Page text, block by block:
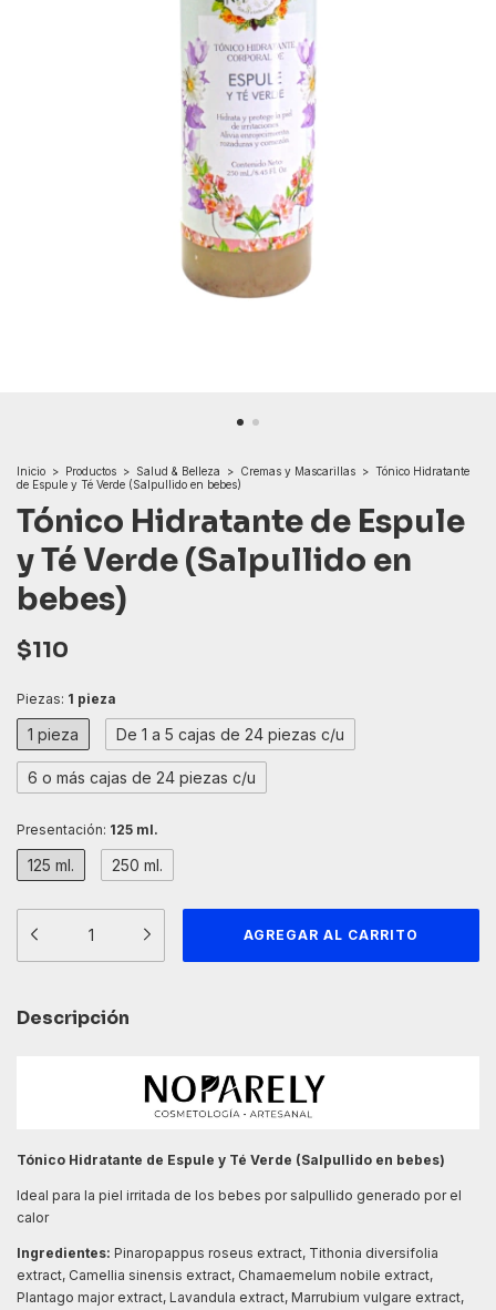
Inicio > Productos > Salud & Belleza > Cremas y Mascarillas > Tónico Hidratante
de Espule y Té Verde (Salpullido en bebes)
Tónico Hidratante de Espule
y Té Verde (Salpullido en
bebes)
$110
Piezas: 1 pieza
1 pieza De 1 a 5 cajas de 24 piezas c/u
6 o más cajas de 24 piezas c/u
Presentación: 125 ml.
125 ml. 250 ml.
Descripción
Tónico Hidratante de Espule y Té Verde (Salpullido en bebes)
Ideal para la piel irritada de los bebes por salpullido generado por el
calor
Ingredientes: Pinaropappus roseus extract, Tithonia diversifolia
extract, Camellia sinensis extract, Chamaemelum nobile extract,
Plantago major extract, Lavandula extract, Marrubium vulgare extract,